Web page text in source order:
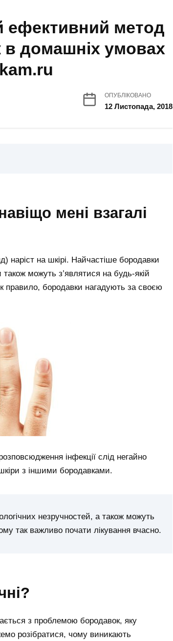
ефективний метод
домашніх умовах
ОПУБЛІКОВАНО
12 Листопада, 2018
на шкірі. Найчастіше бородавки
можуть з’являтися на будь-якій
правило, бородавки нагадують за своєю
інфекції слід негайно
з іншими бородавками.
незручностей, а також можуть
так важливо почати лікування вчасно.
з проблемою бородавок, яку
розібратися, чому виникають